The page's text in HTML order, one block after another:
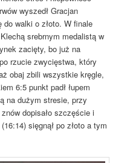
wyszedł Gracjan
walki o złoto. W finale
srebrnym medalistą w
zacięty, bo już na
rzucie zwycięstwa, który
obaj zbili wszystkie kręgle,
6:5 punkt padł łupem
na dużym stresie, przy
dopisało szczęście i
sięgnął po złoto a tym